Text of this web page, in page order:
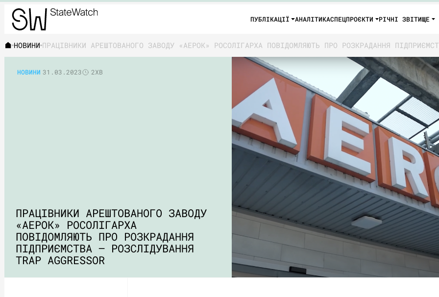
ПУБЛІКАЦІЇ АНАЛІТИКАСПЕЦПРОЄКТИ РІЧНІ ЗВІТИЩЕ
НОВИНИ ПРАЦІВНИКИ АРЕШТОВАНОГО ЗАВОДУ «АЕРОК» РОСОЛІГАРХА ПОВІДОМЛЯЮТЬ ПРО РОЗКРАДАННЯ
НОВИНИ 31.03.2023 2ХВ
ПРАЦІВНИКИ АРЕШТОВАНОГО ЗАВОДУ
«АЕРОК» РОСОЛІГАРХА
ПОВІДОМЛЯЮТЬ ПРО РОЗКРАДАННЯ
ПІДПРИЄМСТВА – РОЗСЛІДУВАННЯ
TRAP AGGRESSOR